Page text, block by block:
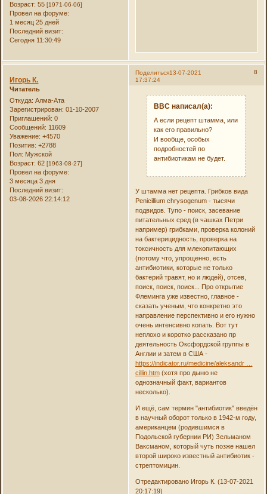
Возраст: 55[1971-06-06]
Провел на форуме:
1 месяц 25 дней
Последний визит:
Сегодня 11:30:49
Поделиться 8
13-07-2021
17:37:24
Игорь К.
Читатель
Откуда: Алма-Ата
Зарегистрирован: 01-10-2007
Приглашений: 0
Сообщений: 11609
Уважение: +4570
Позитив: +2788
Пол: Мужской
Возраст: 62[1963-08-27]
Провел на форуме:
3 месяца 3 дня
Последний визит:
03-08-2026 22:14:12
ВВС написал(а):
А если рецепт штамма, или
как его правильно?
И вообще, особых
подробностей по
антибиотикам не будет.
У штамма нет рецепта. Грибков вида
Penicillium chrysogenum - тысячи
подвидов. Тупо - поиск, засевание
питательных сред (в чашках Петри
например) грибками, проверка колоний
на бактерицидность, проверка на
токсичность для млекопитающих
(потому что, упрощенно, есть
антибиотики, которые не только
бактерий травят, но и людей), отсев,
поиск, поиск, поиск... Про открытие
Флеминга уже известно, главное -
сказать ученым, что конкретно это
направление перспективно и его нужно
очень интенсивно копать. Вот тут
неплохо и коротко рассказано пр
деятельность Оксфордской группы в
Англии и затем в США -
https://indicator.ru/medicine/aleksandr …
cillin.htm(хотя про дыню не
однозначный факт, вариантов
несколько).
И ещё, сам термин "антибиотик" введён
в научный оборот только в 1942-м году,
американцем (родившимся в
Подольской губернии РИ) Зельманом
Ваксманом, который чуть позже нашел
второй широко известный антибиотик -
стрептомицин.
Отредактировано Игорь К. (13-07-2021
20:17:19)